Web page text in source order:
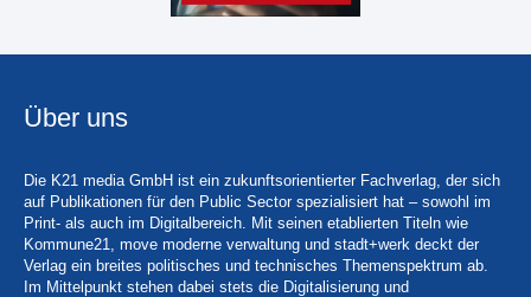
Über uns
Die K21 media GmbH ist ein zukunftsorientierter Fachverlag, der sich
auf Publikationen für den Public Sector spezialisiert hat – sowohl im
Print- als auch im Digitalbereich. Mit seinen etablierten Titeln wie
Kommune21, move moderne verwaltung und stadt+werk deckt der
Verlag ein breites politisches und technisches Themenspektrum ab.
Im Mittelpunkt stehen dabei stets die Digitalisierung und